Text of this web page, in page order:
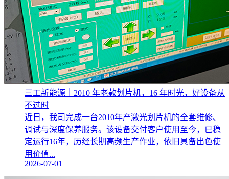
三工新能源｜2010 年老款划片机，16 年时光，好设备从
不过时
近日，我司完成一台2010年产激光划片机的全套维修、
调试与深度保养服务。该设备交付客户使用至今，已稳
定运行16年，历经长期高频生产作业，依旧具备出色使
用价值...
2026-07-01